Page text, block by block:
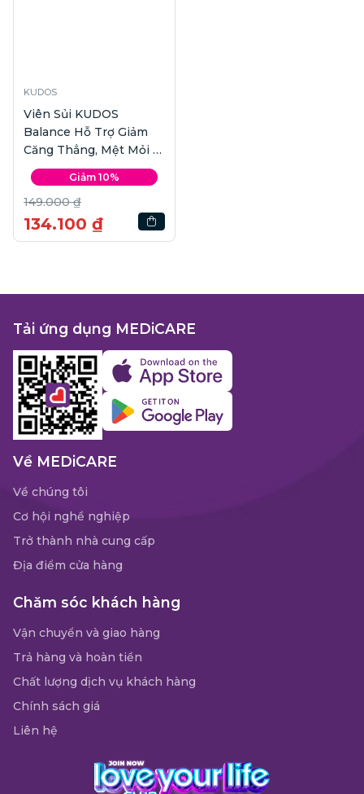
KUDOS
Viên Sủi KUDOS
Balance Hỗ Trợ Giảm
Căng Thẳng, Mệt Mỏi |
20 viên
Giảm 10%
149.000 ₫
134.100 ₫
Tải ứng dụng MEDiCARE
Về MEDiCARE
Về chúng tôi
Cơ hội nghề nghiệp
Trở thành nhà cung cấp
Địa điểm cửa hàng
Chăm sóc khách hàng
Vận chuyển và giao hàng
Trả hàng và hoàn tiền
Chất lượng dịch vụ khách hàng
Chính sách giá
Liên hệ